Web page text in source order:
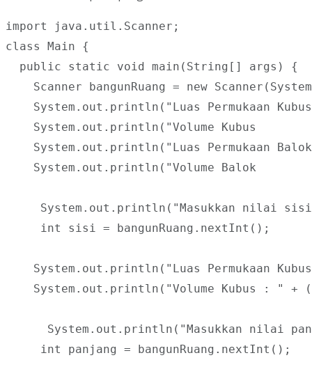
import java.util.Scanner;
class Main {
  public static void main(String[] args) {
Scanner bangunRuang = new
System.out.println("Luas Permukaan
System.out.println("Volume Kubus
System.out.println("Luas Permukaan
System.out.println("Volume Balok
System.out.println("Masukkan nilai
     int sisi = bangunRuang.nextInt();
System.out.println("Luas Permukaan
System.out.println("Volume Kubus : " +
System.out.println("Masukkan nilai
     int panjang = bangunRuang.nextInt();